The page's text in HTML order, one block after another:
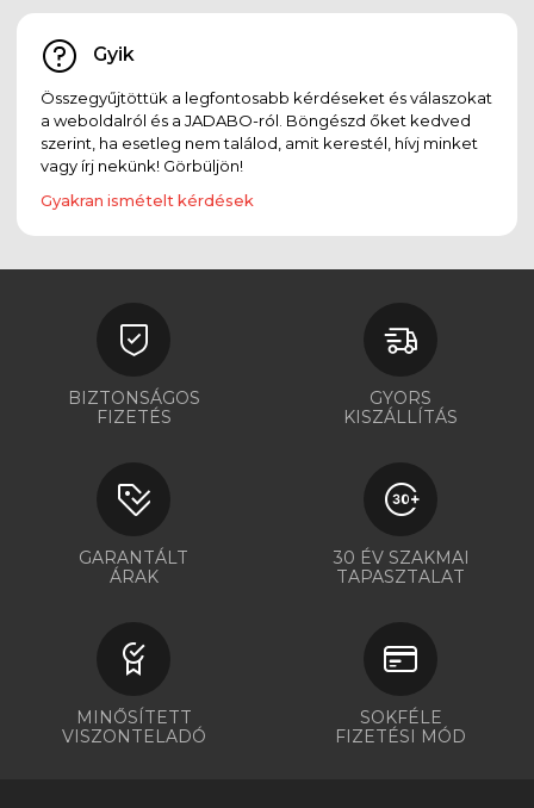
Gyik
Összegyűjtöttük a legfontosabb kérdéseket és válaszokat
a weboldalról és a JADABO-ról. Böngészd őket kedved
szerint, ha esetleg nem találod, amit kerestél, hívj minket
vagy írj nekünk! Görbüljön!
Gyakran ismételt kérdések
BIZTONSÁGOS
FIZETÉS
GYORS
KISZÁLLÍTÁS
GARANTÁLT
ÁRAK
30 ÉV SZAKMAI
TAPASZTALAT
MINŐSÍTETT
VISZONTELADÓ
SOKFÉLE
FIZETÉSI MÓD